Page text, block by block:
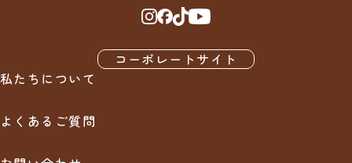
・3,000円（税込）以上のお買い物で送料無料
料（車椅子など大型宅配便の場合を除く）
・前払い手数料、代金引換手数料、銀行振込手数料は原則として
お客様負担にてお願いいたします。
はメールにてご連絡いただいたもののみ原則対応いたします。
・対応可能期間：商品到着後7日以内にご連絡をいただいた場合
※弊社では出来るだけお求めやすい価格で販売させていただくた
め、サイズ違い、イメージ違いなどの良品にも関わらずお客様の
品に関しては基本的にお断りさせていただいております。
商品が到着時に配達員様へ商品代金をお支払い下さい。
購入後にお送りさせて頂きますご注文確認メールに記載されてお
コーポレートサイト
私たちについて
よくあるご質問